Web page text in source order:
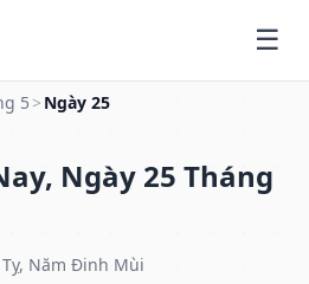
5 > Ngày 25
Ngày 25 Tháng
Năm Đinh Mùi